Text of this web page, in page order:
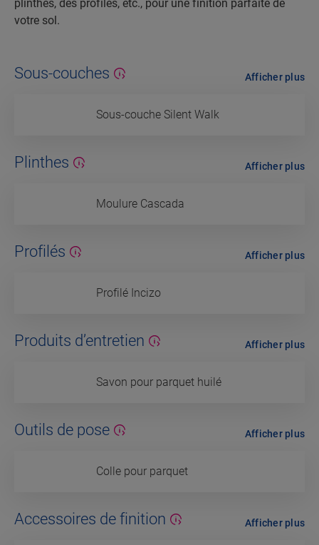
plinthes, des profilés, etc., pour une finition parfaite de
votre sol.
Sous-couches
Sous-couche Silent Walk
Afficher plus
Plinthes
Moulure Cascada
Afficher plus
Profilés
Profilé Incizo
Afficher plus
Produits d’entretien
Savon pour parquet huilé
Afficher plus
Outils de pose
Colle pour parquet
Afficher plus
Accessoires de finition Afficher plus